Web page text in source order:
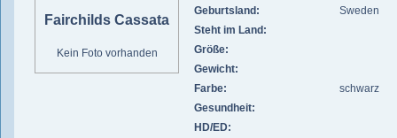
Fairchilds Cassata
Kein Foto vorhanden
Geburtsland:
Sweden
Steht im Land:
Größe:
Gewicht:
Farbe:
schwarz
Gesundheit:
HD/ED: